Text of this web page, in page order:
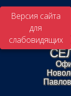
Версия сайта
для
слабовидящих